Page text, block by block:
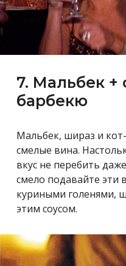
7. Мальбек +
барбекю
Мальбек, шираз и
смелые вина.
вкус не перебить
смело подавайте эти
куриными голенями,
этим соусом.